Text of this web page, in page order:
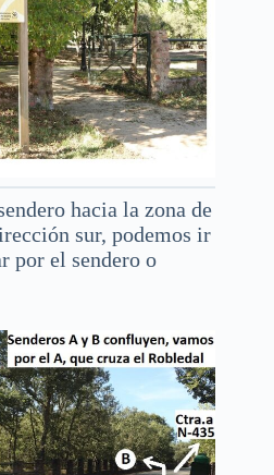
hacia la zona de
sur, podemos ir
por el sendero o